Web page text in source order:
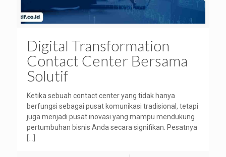
Digital Transformation
Contact Center Bersama
Solutif
Ketika sebuah contact center yang tidak hanya
berfungsi sebagai pusat komunikasi tradisional, tetapi
juga menjadi pusat inovasi yang mampu mendukung
pertumbuhan bisnis Anda secara signifikan. Pesatnya